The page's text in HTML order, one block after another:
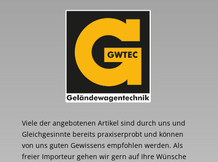
Viele der angebotenen Artikel sind durch uns und
Gleichgesinnte bereits praxiserprobt und können
von uns guten Gewissens empfohlen werden. Als
freier Importeur gehen wir gern auf Ihre Wünsche